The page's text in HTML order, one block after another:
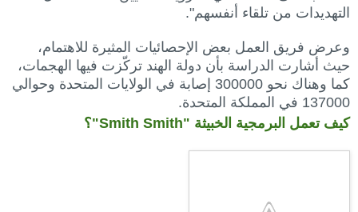
التهديدات من تلقاء أنفسهم".
وعرض فريق العمل بعض الإحصائيات المثيرة للاهتمام،
حيث أشارت الدراسة بأن دولة الهند تركّزت فيها الهجمات،
كما وهناك نحو 300000 إصابة في الولايات المتحدة وحوالي
137000 في المملكة المتحدة.
كيف تعمل البرمجية الخبيثة "Smith Smith"؟